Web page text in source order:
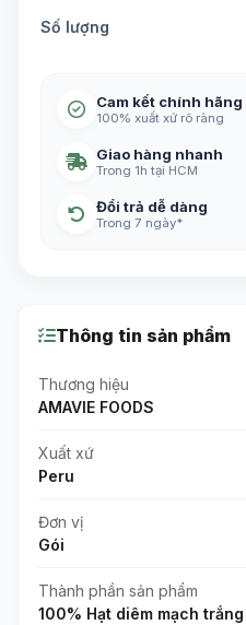
Số lượng
Cam kết chính hãng
100% xuất xứ rõ ràng
Giao hàng nhanh
Trong 1h tại HCM
Đổi trả dễ dàng
Trong 7 ngày*
Thông tin sản phẩm
Thương hiệu
AMAVIE FOODS
Xuất xứ
Peru
Đơn vị
Gói
Thành phần sản phẩm
100% Hạt diêm mạch